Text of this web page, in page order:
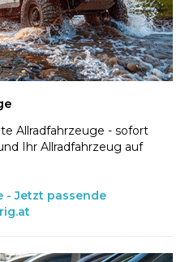
Allradfahrzeuge - sofort
Ihr Allradfahrzeug auf
- Jetzt passende